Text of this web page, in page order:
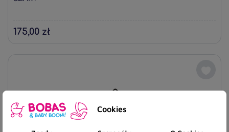
175,00 zł
Cookies